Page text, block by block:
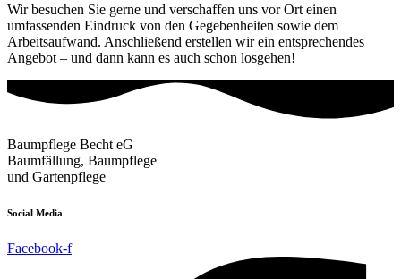
Wir besuchen Sie gerne und verschaffen uns vor Ort einen
umfassenden Eindruck von den Gegebenheiten sowie dem
Arbeitsaufwand. Anschließend erstellen wir ein entsprechendes
Angebot – und dann kann es auch schon losgehen!
Baumpflege Becht eG
Baumfällung, Baumpflege
und Gartenpflege
Social Media
Facebook-f